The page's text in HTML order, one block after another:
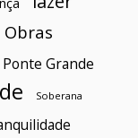
Obras
Ponte Grande
Soberana